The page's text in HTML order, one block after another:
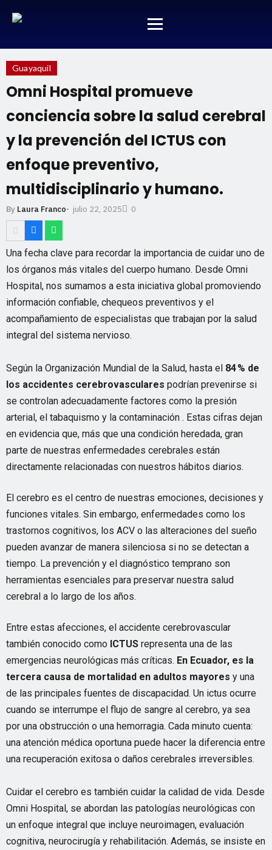
Guayaquil
Omni Hospital promueve
conciencia sobre la salud cerebral
y la prevención del ICTUS con
enfoque preventivo,
multidisciplinario y humano.
By Laura Franco- julio 22, 2025 0
Una fecha clave para recordar la importancia de cuidar uno de
los órganos más vitales del cuerpo humano. Desde Omni
Hospital, nos sumamos a esta iniciativa global promoviendo
información confiable, chequeos preventivos y el
acompañamiento de especialistas que trabajan por la salud
integral del sistema nervioso.
Según la Organización Mundial de la Salud, hasta el 84 % de
los accidentes cerebrovasculares podrían prevenirse si
se controlan adecuadamente factores como la presión
arterial, el tabaquismo y la contaminación . Estas cifras dejan
en evidencia que, más que una condición heredada, gran
parte de nuestras enfermedades cerebrales están
directamente relacionadas con nuestros hábitos diarios.
El cerebro es el centro de nuestras emociones, decisiones y
funciones vitales. Sin embargo, enfermedades como los
trastornos cognitivos, los ACV o las alteraciones del sueño
pueden avanzar de manera silenciosa si no se detectan a
tiempo. La prevención y el diagnóstico temprano son
herramientas esenciales para preservar nuestra salud
cerebral a lo largo de los años.
Entre estas afecciones, el accidente cerebrovascular
también conocido como ICTUS representa una de las
emergencias neurológicas más críticas. En Ecuador, es la
tercera causa de mortalidad en adultos mayores y una
de las principales fuentes de discapacidad. Un ictus ocurre
cuando se interrumpe el flujo de sangre al cerebro, ya sea
por una obstrucción o una hemorragia. Cada minuto cuenta:
una atención médica oportuna puede hacer la diferencia entre
una recuperación exitosa o daños cerebrales irreversibles.
Cuidar el cerebro es también cuidar la calidad de vida. Desde
Omni Hospital, se abordan las patologías neurológicas con
un enfoque integral que incluye neuroimagen, evaluación
cognitiva, neurocirugía y rehabilitación. Además, se insiste en